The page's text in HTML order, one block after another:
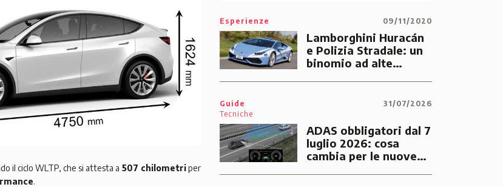
il ciclo WLTP, che si attesta a 507 chilometriper
.
Esperienze 09/11/2020
Lamborghini Huracán
e Polizia Stradale: un
binomio ad alte
Guide
Tecniche
31/07/2026
ADAS obbligatori dal 7
luglio 2026: cosa
cambia per le nuove